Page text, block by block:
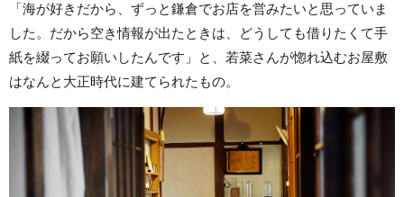
「海が好きだから、ずっと鎌倉でお店を営みたいと思っていま
した。だから空き情報が出たときは、どうしても借りたくて手
紙を綴ってお願いしたんです」と、若菜さんが惚れ込むお屋敷
はなんと大正時代に建てられたもの。